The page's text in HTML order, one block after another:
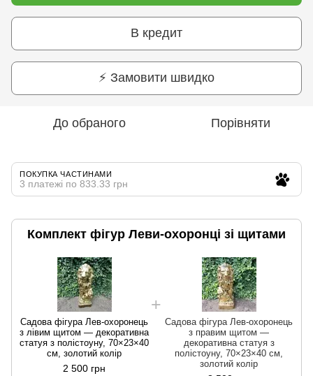
В кредит
⚡ Замовити швидко
До обраного Порівняти
ПОКУПКА ЧАСТИНАМИ
3 платежі по 833.33 грн
Комплект фігур Леви-охоронці зі щитами
Садова фігура Лев-охоронець
з лівим щитом — декоративна
статуя з полістоуну, 70×23×40
см, золотий колір
2 500 грн
Садова фігура Лев-охоронець
з правим щитом —
декоративна статуя з
полістоуну, 70×23×40 см,
золотий колір